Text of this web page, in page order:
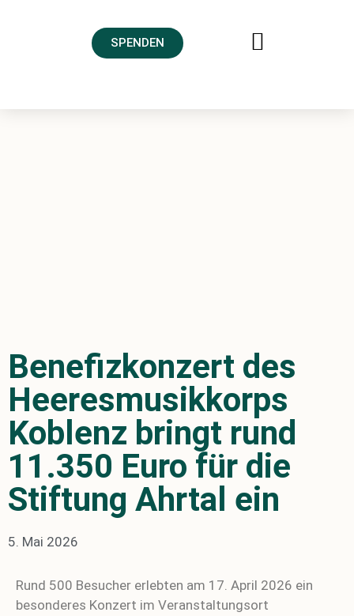
SPENDEN
Benefizkonzert des
Heeresmusikkorps
Koblenz bringt rund
11.350 Euro für die
Stiftung Ahrtal ein
5. Mai 2026
Rund 500 Besucher erlebten am 17. April 2026 ein
besonderes Konzert im Veranstaltungsort